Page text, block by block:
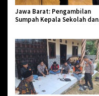
Jawa Barat: Pengambilan
Sumpah Kepala Sekolah dan
Pendidikan dan Birokrasi